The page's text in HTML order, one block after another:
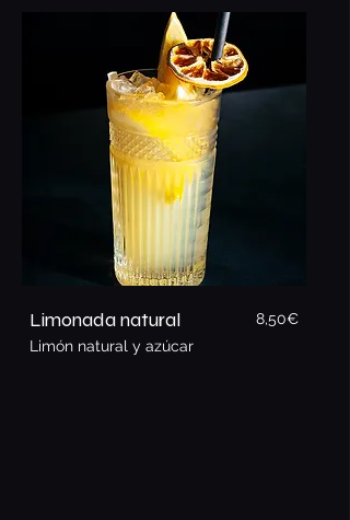
Limonada natural
8,50€
Limón natural y azúcar